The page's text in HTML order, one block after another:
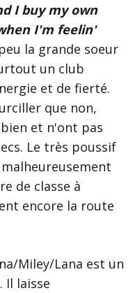
I buy my own
I'm feelin'
la grande soeur
un club
et de fierté.
que non,
et n'ont pas
Le très poussif
de classe à
encore la route
Miley/Lana est un
Il laisse